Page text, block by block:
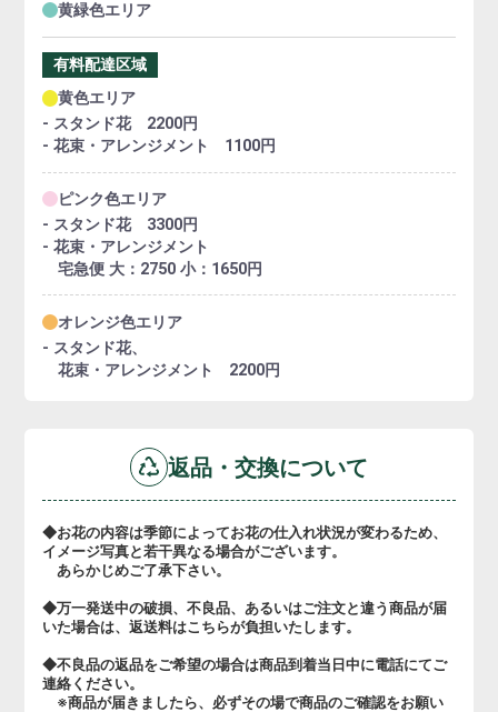
黄緑色エリア
有料配達区域
黄色エリア
- スタンド花 2200円
- 花束・アレンジメント 1100円
ピンク色エリア
- スタンド花 3300円
- 花束・アレンジメント
宅急便 大：2750 小：1650円
オレンジ色エリア
- スタンド花、
花束・アレンジメント 2200円
返品・交換について
◆お花の内容は季節によってお花の仕入れ状況が変わるため、
イメージ写真と若干異なる場合がございます。
あらかじめご了承下さい。
◆万一発送中の破損、不良品、あるいはご注文と違う商品が届
いた場合は、返送料はこちらが負担いたします。
◆不良品の返品をご希望の場合は商品到着当日中に電話にてご
連絡ください。
※商品が届きましたら、必ずその場で商品のご確認をお願い